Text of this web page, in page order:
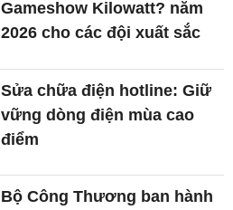
Gameshow Kilowatt? năm
2026 cho các đội xuất sắc
Sửa chữa điện hotline: Giữ
vững dòng điện mùa cao
điểm
Bộ Công Thương ban hành